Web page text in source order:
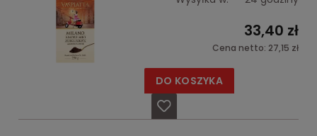
33,40 zł
Cena netto: 27,15 zł
DO KOSZYKA